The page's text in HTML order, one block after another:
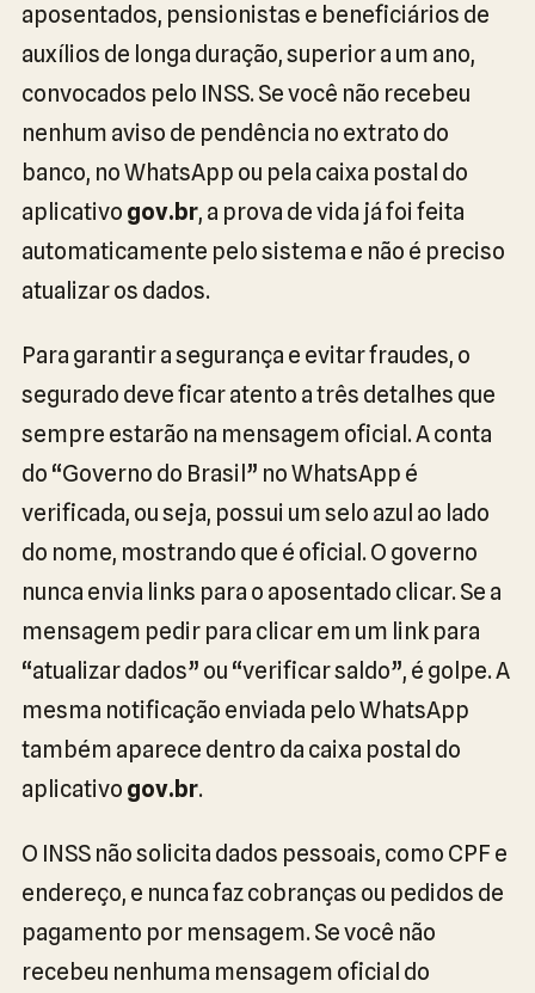
aposentados, pensionistas e beneficiários de
auxílios de longa duração, superior a um ano,
convocados pelo INSS. Se você não recebeu
nenhum aviso de pendência no extrato do
banco, no WhatsApp ou pela caixa postal do
aplicativo gov.br, a prova de vida já foi feita
automaticamente pelo sistema e não é preciso
atualizar os dados.
Para garantir a segurança e evitar fraudes, o
segurado deve ficar atento a três detalhes que
sempre estarão na mensagem oficial. A conta
do “Governo do Brasil” no WhatsApp é
verificada, ou seja, possui um selo azul ao lado
do nome, mostrando que é oficial. O governo
nunca envia links para o aposentado clicar. Se a
mensagem pedir para clicar em um link para
“atualizar dados” ou “verificar saldo”, é golpe. A
mesma notificação enviada pelo WhatsApp
também aparece dentro da caixa postal do
aplicativo gov.br.
O INSS não solicita dados pessoais, como CPF e
endereço, e nunca faz cobranças ou pedidos de
pagamento por mensagem. Se você não
recebeu nenhuma mensagem oficial do